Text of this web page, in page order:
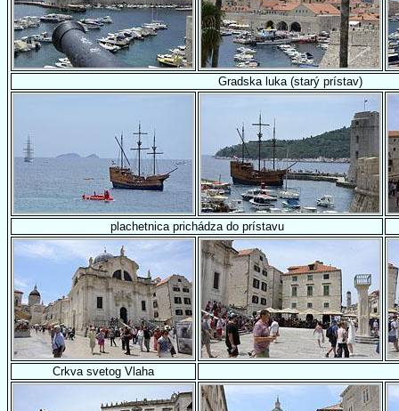
Gradska luka (starý prístav)
plachetnica prichádza do prístavu
Crkva svetog Vlaha